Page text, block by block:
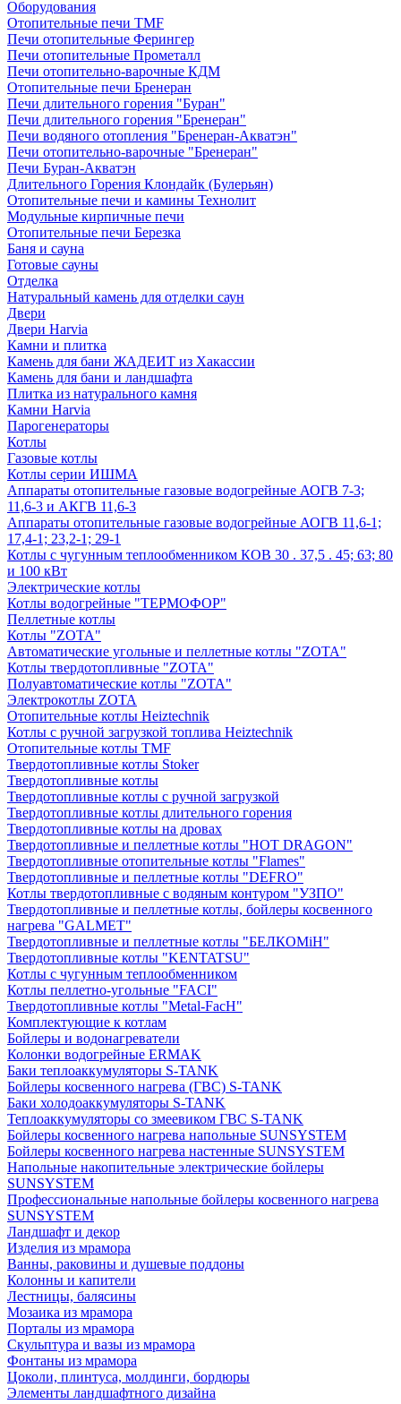
Оборудования
Отопительные печи TMF
Печи отопительные Ферингер
Печи отопительные Прометалл
Печи отопительно-варочные КДМ
Отопительные печи Бренеран
Печи длительного горения "Буран"
Печи длительного горения "Бренеран"
Печи водяного отопления "Бренеран-Акватэн"
Печи отопительно-варочные "Бренеран"
Печи Буран-Акватэн
Длительного Горения Клондайк (Булерьян)
Отопительные печи и камины Технолит
Модульные кирпичные печи
Отопительные печи Березка
Баня и сауна
Готовые сауны
Отделка
Натуральный камень для отделки саун
Двери
Двери Harvia
Камни и плитка
Камень для бани ЖАДЕИТ из Хакассии
Камень для бани и ландшафта
Плитка из натурального камня
Камни Harvia
Парогенераторы
Котлы
Газовые котлы
Котлы серии ИШМА
Аппараты отопительные газовые водогрейные АОГВ 7-3;
11,6-3 и АКГВ 11,6-3
Аппараты отопительные газовые водогрейные АОГВ 11,6-1;
17,4-1; 23,2-1; 29-1
Котлы с чугунным теплообменником КОВ 30 . 37,5 . 45; 63; 80
и 100 кВт
Электрические котлы
Котлы водогрейные "ТЕРМОФОР"
Пеллетные котлы
Котлы "ZOTA"
Автоматические угольные и пеллетные котлы "ZOTA"
Котлы твердотопливные "ZOTA"
Полуавтоматические котлы "ZOTA"
Электрокотлы ZOTA
Отопительные котлы Heiztechnik
Котлы с ручной загрузкой топлива Heiztechnik
Отопительные котлы TMF
Твердотопливные котлы Stoker
Твердотопливные котлы
Твердотопливные котлы с ручной загрузкой
Твердотопливные котлы длительного горения
Твердотопливные котлы на дровах
Твердотопливные и пеллетные котлы "HOT DRAGON"
Твердотопливные отопительные котлы "Flames"
Твердотопливные и пеллетные котлы "DEFRO"
Котлы твердотопливные с водяным контуром "УЗПО"
Твердотопливные и пеллетные котлы, бойлеры косвенного
нагрева "GALMET"
Твердотопливные и пеллетные котлы "БЕЛКОМiН"
Твердотопливные котлы "KENTATSU"
Котлы с чугунным теплообменником
Котлы пеллетно-угольные "FACI"
Твердотопливные котлы "Metal-FacH"
Комплектующие к котлам
Бойлеры и водонагреватели
Колонки водогрейные ERMAK
Баки теплоаккумуляторы S-TANK
Бойлеры косвенного нагрева (ГВС) S-TANK
Баки холодоаккумуляторы S-TANK
Теплоаккумуляторы со змеевиком ГВС S-TANK
Бойлеры косвенного нагрева напольные SUNSYSTEM
Бойлеры косвенного нагрева настенные SUNSYSTEM
Напольные накопительные электрические бойлеры
SUNSYSTEM
Профессиональные напольные бойлеры косвенного нагрева
SUNSYSTEM
Ландшафт и декор
Изделия из мрамора
Ванны, раковины и душевые поддоны
Колонны и капители
Лестницы, балясины
Мозаика из мрамора
Порталы из мрамора
Скульптура и вазы из мрамора
Фонтаны из мрамора
Цоколи, плинтуса, молдинги, бордюры
Элементы ландшафтного дизайна